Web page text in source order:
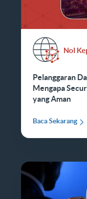
Nol
Pelanggaran
Mengapa
yang Aman
Baca Sekarang